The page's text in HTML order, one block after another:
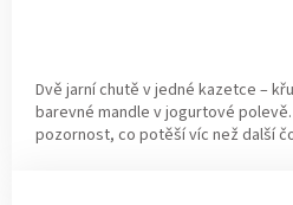
Dvě jarní chutě v jedné kazetce –
barevné mandle v jogurtové
pozornost, co potěší víc než další